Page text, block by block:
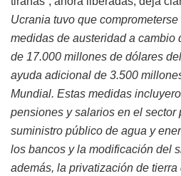
Ucrania tuvo que
medidas de austeridad a cambio
de 17.000 millones de dólares
ayuda adicional de 3.500
Mundial. Estas medidas
pensiones y salarios en el sector
suministro público de agua y
los bancos y la modificación del
además, la privatización de